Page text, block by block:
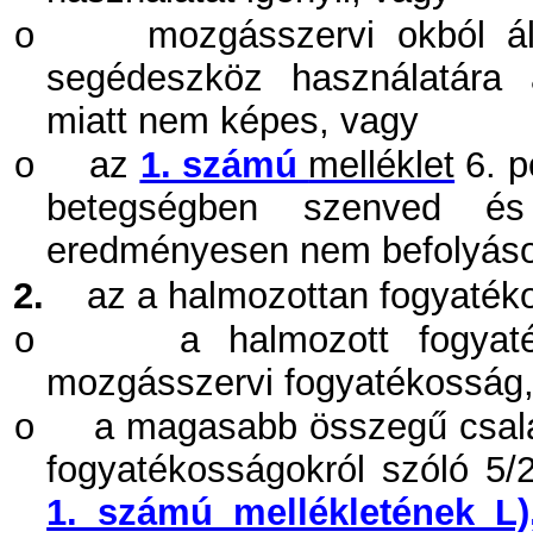
o
mozgásszervi okból
segédeszköz
miatt nem képes, vagy
o
az 1. számú melléklet 6.
betegségben szenved
eredményesen nem
2.
az a halmozottan
o
a halmozott
mozgásszervi
o
a magasabb összegű
fogyatékosságokról szóló
1. számú mellékletének